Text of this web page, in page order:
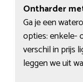
Ontharder
Ga je een
opties: enkele-
verschil in prijs
leggen we uit